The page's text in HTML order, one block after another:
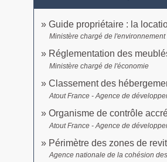
Guide propriétaire : la
Ministère chargé de l'environnement
Réglementation des
Ministère chargé de l'économie
Classement des
Atout France - Agence de
Organisme de contrôle
Atout France - Agence de
Périmètre des zones de
Agence nationale de la cohésion